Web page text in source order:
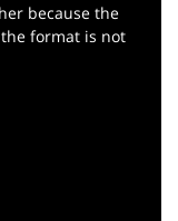
because the
format is not